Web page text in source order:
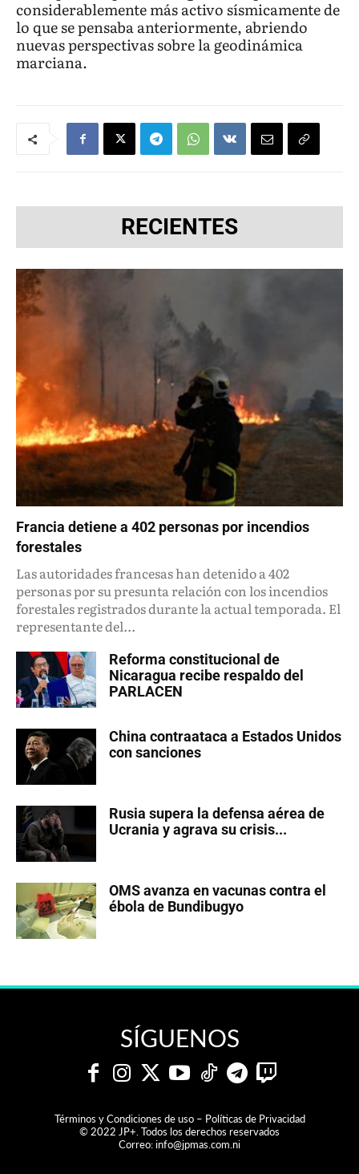
considerablemente más activo sísmicamente de
lo que se pensaba anteriormente, abriendo
nuevas perspectivas sobre la geodinámica
marciana.
RECIENTES
Francia detiene a 402 personas por incendios
forestales
Las autoridades francesas han detenido a 402
personas por su presunta relación con los incendios
forestales registrados durante la actual temporada. El
representante del...
Reforma constitucional de
Nicaragua recibe respaldo del
PARLACEN
China contraataca a Estados Unidos
con sanciones
Rusia supera la defensa aérea de
Ucrania y agrava su crisis...
OMS avanza en vacunas contra el
ébola de Bundibugyo
SÍGUENOS
Términos y Condiciones de uso – Políticas de Privacidad
© 2022 JP+. Todos los derechos reservados
Correo:info@jpmas.com.ni